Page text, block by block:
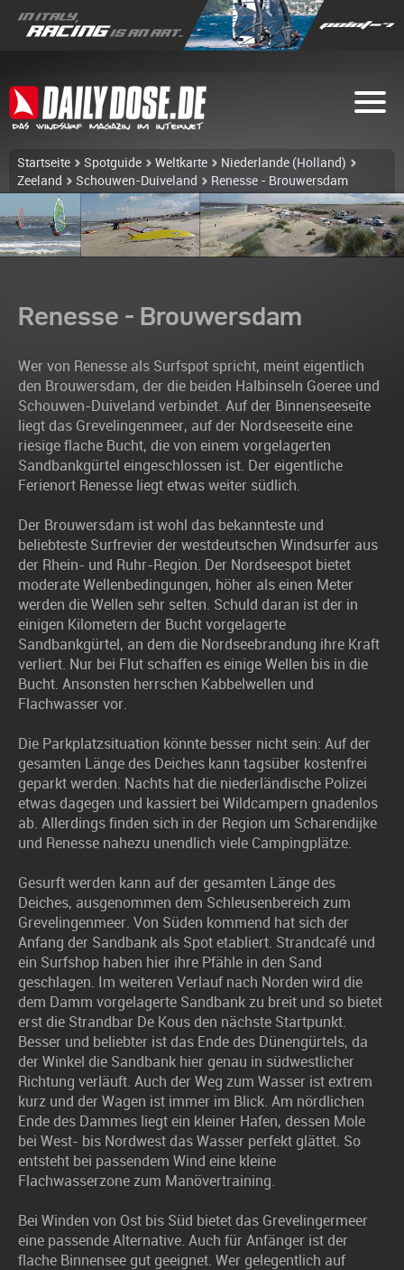
Startseite Spotguide Weltkarte
Niederlande (Holland)
Zeeland
Schouwen-Duiveland Renesse - Brouwersdam
Renesse - Brouwersdam
Wer von Renesse als Surfspot spricht, meint eigentlich
den Brouwersdam, der die beiden Halbinseln Goeree und
Schouwen-Duiveland verbindet. Auf der Binnenseeseite
liegt das Grevelingenmeer, auf der Nordseeseite eine
riesige flache Bucht, die von einem vorgelagerten
Sandbankgürtel eingeschlossen ist. Der eigentliche
Ferienort Renesse liegt etwas weiter südlich.
Der Brouwersdam ist wohl das bekannteste und
beliebteste Surfrevier der westdeutschen Windsurfer aus
der Rhein- und Ruhr-Region. Der Nordseespot bietet
moderate Wellenbedingungen, höher als einen Meter
werden die Wellen sehr selten. Schuld daran ist der in
einigen Kilometern der Bucht vorgelagerte
Sandbankgürtel, an dem die Nordseebrandung ihre Kraft
verliert. Nur bei Flut schaffen es einige Wellen bis in die
Bucht. Ansonsten herrschen Kabbelwellen und
Flachwasser vor.
Die Parkplatzsituation könnte besser nicht sein: Auf der
gesamten Länge des Deiches kann tagsüber kostenfrei
geparkt werden. Nachts hat die niederländische Polizei
etwas dagegen und kassiert bei Wildcampern gnadenlos
ab. Allerdings finden sich in der Region um Scharendijke
und Renesse nahezu unendlich viele Campingplätze.
Gesurft werden kann auf der gesamten Länge des
Deiches, ausgenommen dem Schleusenbereich zum
Grevelingenmeer. Von Süden kommend hat sich der
Anfang der Sandbank als Spot etabliert. Strandcafé und
ein Surfshop haben hier ihre Pfähle in den Sand
geschlagen. Im weiteren Verlauf nach Norden wird die
dem Damm vorgelagerte Sandbank zu breit und so bietet
erst die Strandbar De Kous den nächste Startpunkt.
Besser und beliebter ist das Ende des Dünengürtels, da
der Winkel die Sandbank hier genau in südwestlicher
Richtung verläuft. Auch der Weg zum Wasser ist extrem
kurz und der Wagen ist immer im Blick. Am nördlichen
Ende des Dammes liegt ein kleiner Hafen, dessen Mole
bei West- bis Nordwest das Wasser perfekt glättet. So
entsteht bei passendem Wind eine kleine
Flachwasserzone zum Manövertraining.
Bei Winden von Ost bis Süd bietet das Grevelingermeer
eine passende Alternative. Auch für Anfänger ist der
flache Binnensee gut geeignet. Wer gelegentlich auf